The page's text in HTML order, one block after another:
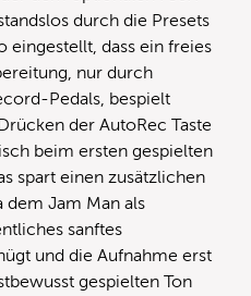
durch die Presets
eingestellt, dass ein freies
nur durch
Pedals, bespielt
der AutoRec Taste
beim ersten gespielten
spart einen zusätzlichen
dem Jam Man als
sanftes
und die Aufnahme erst
gespielten Ton